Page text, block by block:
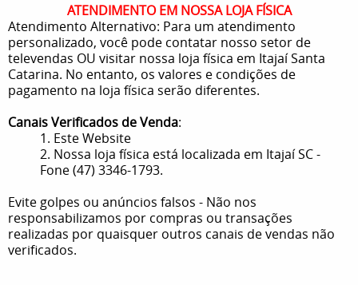
ATENDIMENTO EM NOSSA LOJA FÍSICA
Atendimento Alternativo: Para um atendimento
personalizado, você pode contatar nosso setor de
televendas OU visitar nossa loja física em Itajaí Santa
Catarina. No entanto, os valores e condições de
pagamento na loja física serão diferentes.
Canais Verificados de Venda:
1. Este Website
2. Nossa loja física está localizada em Itajaí SC -
Fone (47) 3346-1793.
Evite golpes ou anúncios falsos - Não nos
responsabilizamos por compras ou transações
realizadas por quaisquer outros canais de vendas não
verificados.